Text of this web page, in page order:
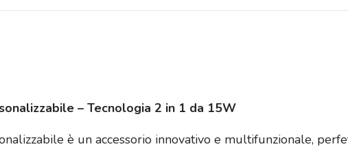
– Tecnologia 2 in 1 da 15W
è un accessorio innovativo e multifunzionale,